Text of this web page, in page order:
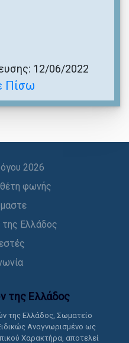
Πίσω
12/06/2022
2026
φωνής
Ελλάδος
της Ελλάδoς
της Ελλάδος, Σωματείο
Αναγνωρισμένο ως
Χαρακτήρα, αποτελεί